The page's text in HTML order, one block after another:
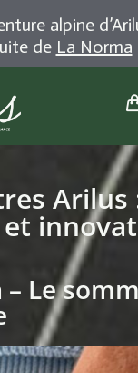
Arilus
– Le
alpine
de La Norma